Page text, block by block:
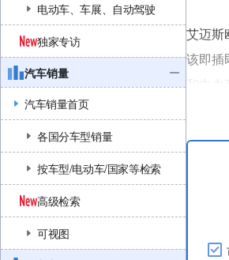
电动车、车展、自动驾驶
独家专访
汽车销量
汽车销量首页
各国分车型销量
按车型/电动车/国家等检索
高级检索
可视图
艾迈斯
该即插
和中